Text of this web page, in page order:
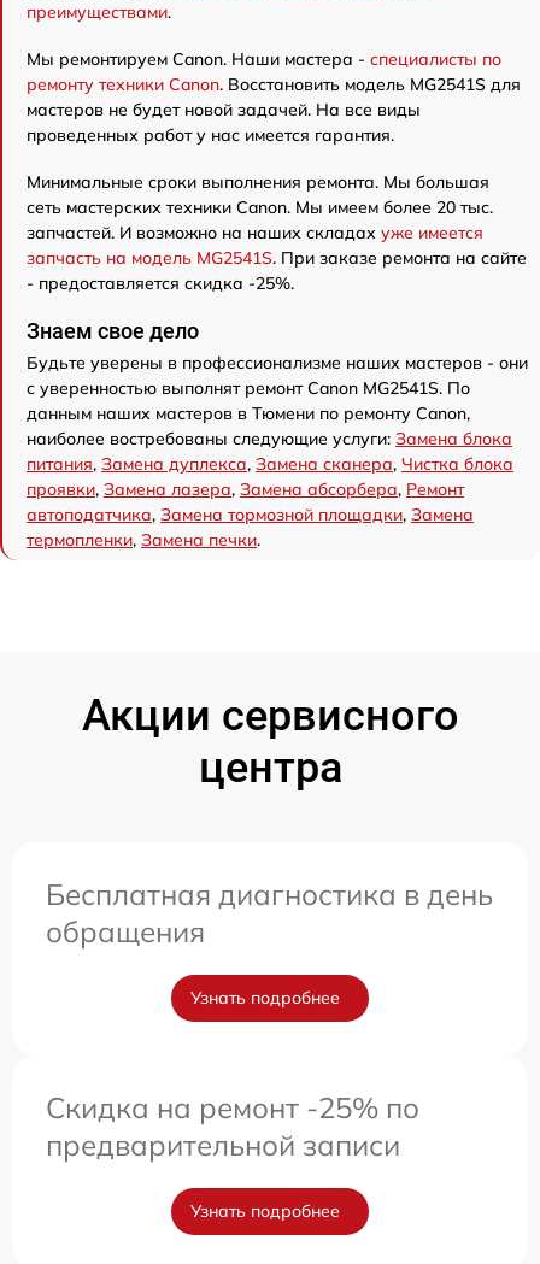
преимуществами.
Мы ремонтируем Canon. Наши мастера - специалисты по
ремонту техники Canon. Восстановить модель MG2541S для
мастеров не будет новой задачей. На все виды
проведенных работ у нас имеется гарантия.
Минимальные сроки выполнения ремонта. Мы большая
сеть мастерских техники Canon. Мы имеем более 20 тыс.
запчастей. И возможно на наших складах уже имеется
запчасть на модель MG2541S. При заказе ремонта на сайте
- предоставляется скидка -25%.
Знаем свое дело
Будьте уверены в профессионализме наших мастеров - они
с уверенностью выполнят ремонт Canon MG2541S. По
данным наших мастеров в Тюмени по ремонту Canon,
наиболее востребованы следующие услуги: Замена блока
питания, Замена дуплекса, Замена сканера, Чистка блока
проявки, Замена лазера, Замена абсорбера, Ремонт
автоподатчика, Замена тормозной площадки, Замена
термопленки, Замена печки.
Акции сервисного
центра
Бесплатная диагностика в день
обращения
Узнать подробнее
Скидка на ремонт -25% по
предварительной записи
Узнать подробнее